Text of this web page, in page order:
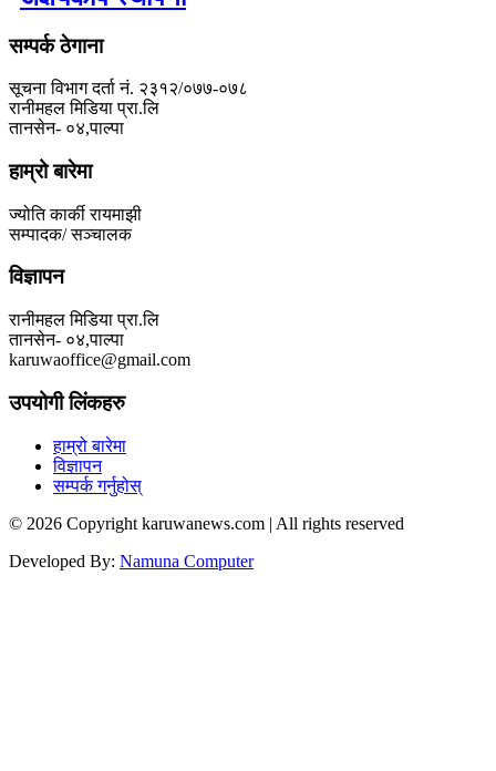
सम्पर्क ठेगाना
सूचना विभाग दर्ता नं. २३१२/०७७-०७८
रानीमहल मिडिया प्रा.लि
तानसेन- ०४,पाल्पा
हाम्रो बारेमा
ज्योति कार्की रायमाझी
सम्पादक/ सञ्चालक
विज्ञापन
रानीमहल मिडिया प्रा.लि
तानसेन- ०४,पाल्पा
karuwaoffice@gmail.com
उपयोगी लिंकहरु
हाम्रो बारेमा
विज्ञापन
सम्पर्क गर्नुहोस्
© 2026 Copyright karuwanews.com | All rights reserved
Developed By: Namuna Computer